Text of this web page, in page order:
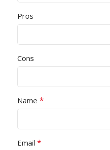
Pros
Cons
Name *
Email *